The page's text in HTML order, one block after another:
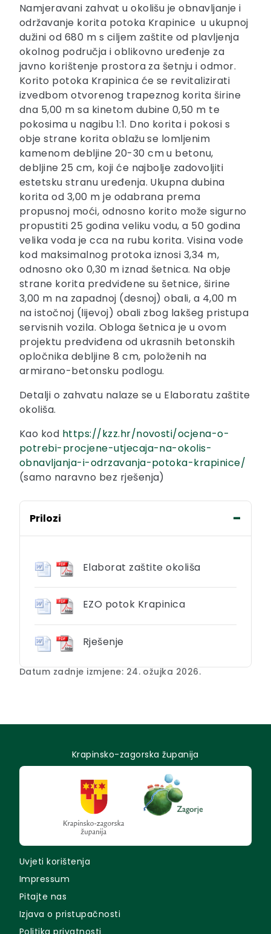
Namjeravani zahvat u okolišu je obnavljanje i
održavanje korita potoka Krapinice u ukupnoj
dužini od 680 m s ciljem zaštite od plavljenja
okolnog područja i oblikovno uređenje za
javno korištenje prostora za šetnju i odmor.
Korito potoka Krapinica će se revitalizirati
izvedbom otvorenog trapeznog korita širine
dna 5,00 m sa kinetom dubine 0,50 m te
pokosima u nagibu 1:1. Dno korita i pokosi s
obje strane korita oblažu se lomljenim
kamenom debljine 20-30 cm u betonu,
debljine 25 cm, koji će najbolje zadovoljiti
estetsku stranu uređenja. Ukupna dubina
korita od 3,00 m je odabrana prema
propusnoj moći, odnosno korito može sigurno
propustiti 25 godina veliku vodu, a 50 godina
velika voda je cca na rubu korita. Visina vode
kod maksimalnog protoka iznosi 3,34 m,
odnosno oko 0,30 m iznad šetnica. Na obje
strane korita predviđene su šetnice, širine
3,00 m na zapadnoj (desnoj) obali, a 4,00 m
na istočnoj (lijevoj) obali zbog lakšeg pristupa
servisnih vozila. Obloga šetnica je u ovom
projektu predviđena od ukrasnih betonskih
opločnika debljine 8 cm, položenih na
armirano-betonsku podlogu.
Detalji o zahvatu nalaze se u Elaboratu zaštite
okoliša.
Kao kod https://kzz.hr/novosti/ocjena-o-
potrebi-procjene-utjecaja-na-okolis-
obnavljanja-i-odrzavanja-potoka-krapinice/
(samo naravno bez rješenja)
Prilozi
Elaborat zaštite okoliša
EZO potok Krapinica
Rješenje
Datum zadnje izmjene: 24. ožujka 2026.
Krapinsko-zagorska županija
Uvjeti korištenja
Impressum
Pitajte nas
Izjava o pristupačnosti